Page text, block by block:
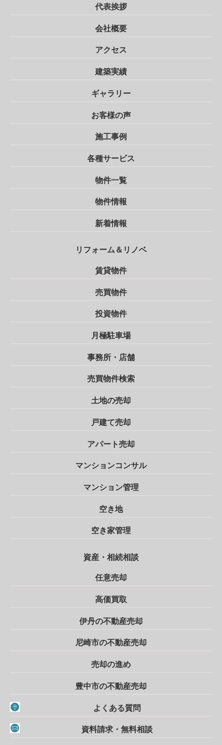
代表挨拶
会社概要
アクセス
建築実績
ギャラリー
お客様の声
施工事例
各種サービス
物件一覧
物件情報
新着情報
リフォーム＆リノベ
賃貸物件
売買物件
投資物件
月極駐車場
事務所・店舗
売買物件検索
土地の売却
戸建て売却
アパート売却
マンションコンサル
マンション管理
空き地
空き家管理
資産・相続相談
任意売却
高価買取
伊丹の不動産売却
尼崎市の不動産売却
売却の進め
豊中市の不動産売却
よくある質問
資料請求・無料相談